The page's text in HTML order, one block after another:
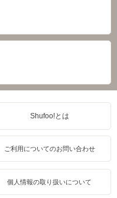
Shufoo!とは
ご利用についてのお問い合わせ
個人情報の取り扱いについて